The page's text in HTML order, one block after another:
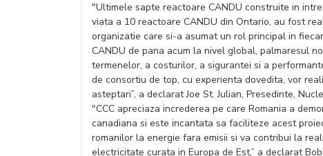
"Ultimele sapte reactoare CANDU construite in
viata a 10 reactoare CANDU din Ontario, au fost
organizatie care si-a asumat un rol principal in
CANDU de pana acum la nivel global, palmaresul
termenelor, a costurilor, a sigurantei si a
de consortiu de top, cu experienta dovedita, vor
asteptari”, a declarat Joe St. Julian, Presedinte,
"CCC apreciaza increderea pe care Romania a
canadiana si este incantata sa faciliteze acest
romanilor la energie fara emisii si va contribui la
electricitate curata in Europa de Est,” a declarat